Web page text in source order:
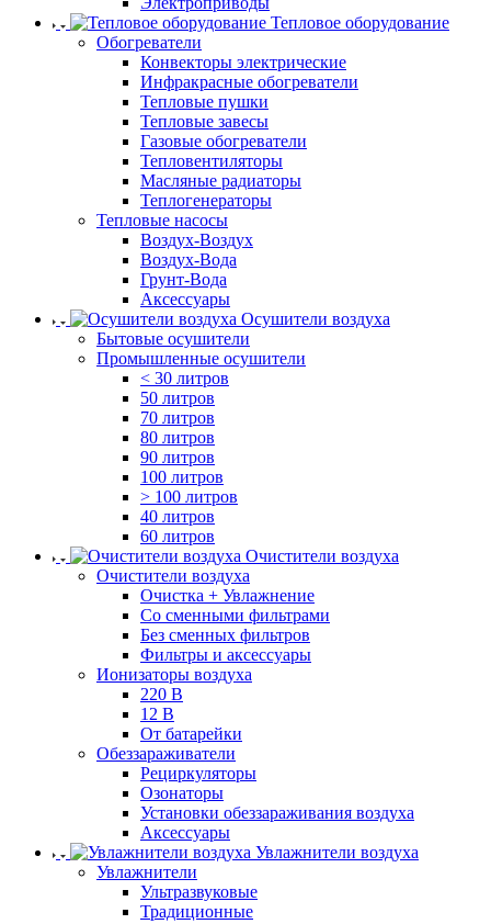
Тепловое оборудование
Обогреватели
Конвекторы электрические
Инфракрасные обогреватели
Тепловые пушки
Тепловые завесы
Газовые обогреватели
Тепловентиляторы
Масляные радиаторы
Теплогенераторы
Тепловые насосы
Воздух-Воздух
Воздух-Вода
Грунт-Вода
Аксессуары
Осушители воздуха
Бытовые осушители
Промышленные осушители
< 30 литров
50 литров
70 литров
80 литров
90 литров
100 литров
> 100 литров
40 литров
60 литров
Очистители воздуха
Очистители воздуха
Очистка + Увлажнение
Cо сменными фильтрами
Без сменных фильтров
Фильтры и аксессуары
Ионизаторы воздуха
220 В
12 В
От батарейки
Обеззараживатели
Рециркуляторы
Озонаторы
Установки обеззараживания воздуха
Аксессуары
Увлажнители воздуха
Увлажнители
Ультразвуковые
Традиционные